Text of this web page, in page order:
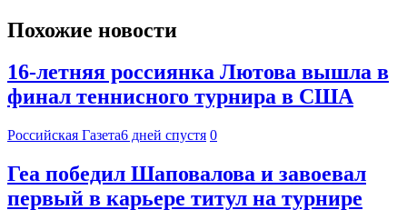
Похожие новости
16-летняя россиянка Лютова вышла в
финал теннисного турнира в США
Российская Газета6 дней спустя 0
Геа победил Шаповалова и завоевал
первый в карьере титул на турнире